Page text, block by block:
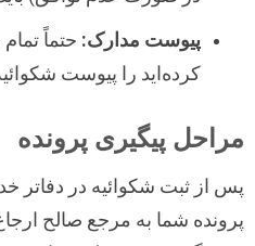
پیوست مدارک: حتماً
کرده‌اید را پیوست
مراحل پیگیری پرونده
پس از ثبت شکوائیه در دفاتر
پرونده شما به مرجع صالح